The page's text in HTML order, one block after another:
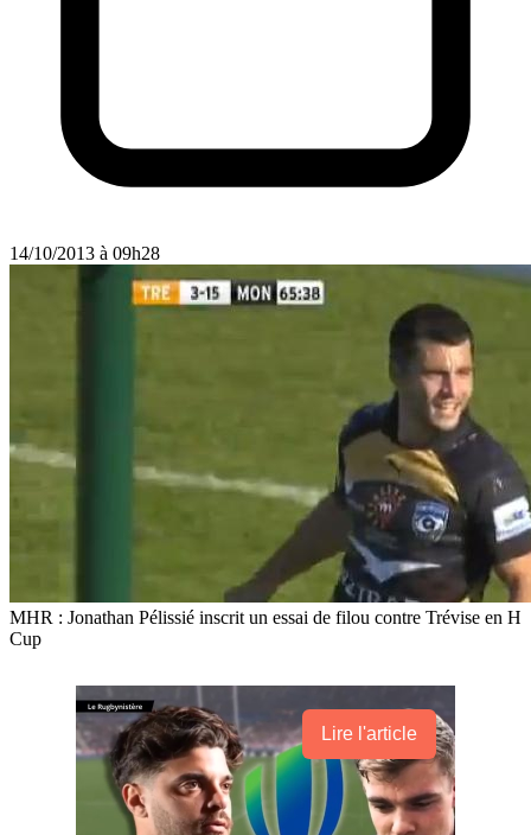
14/10/2013 à 09h28
MHR : Jonathan Pélissié inscrit un essai de filou contre Trévise en H
Cup
Lire l'article